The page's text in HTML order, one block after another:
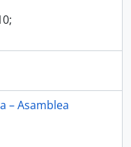
– Asamblea